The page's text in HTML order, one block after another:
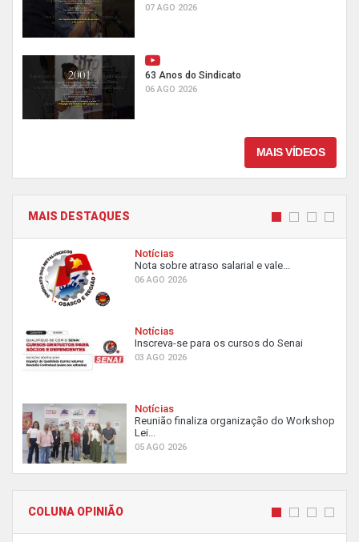
07 AGO 2026
63 Anos do Sindicato
06 AGO 2026
MAIS VÍDEOS
MAIS DESTAQUES
Notícias
Nota sobre atraso salarial e vale...
06 AGO 2026
Notícias
Inscreva-se para os cursos do Senai
03 AGO 2026
Notícias
Reunião finaliza organização do Workshop
Lei...
05 AGO 2026
COLUNA OPINIÃO